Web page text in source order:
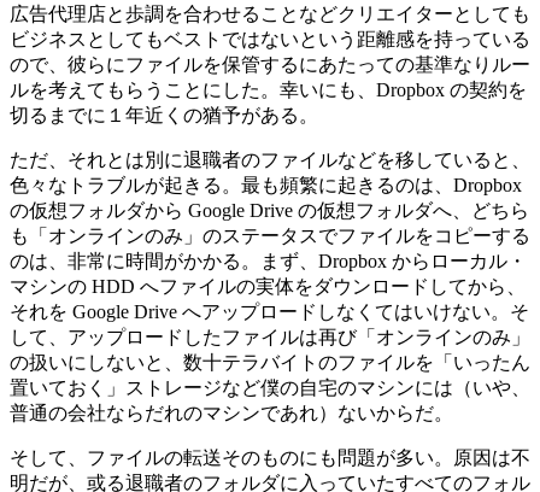
広告代理店と歩調を合わせることなどクリエイターとしても
ビジネスとしてもベストではないという距離感を持っている
ので、彼らにファイルを保管するにあたっての基準なりルー
ルを考えてもらうことにした。幸いにも、Dropbox の契約を
切るまでに１年近くの猶予がある。
ただ、それとは別に退職者のファイルなどを移していると、
色々なトラブルが起きる。最も頻繁に起きるのは、Dropbox
の仮想フォルダから Google Drive の仮想フォルダへ、どちら
も「オンラインのみ」のステータスでファイルをコピーする
のは、非常に時間がかかる。まず、Dropbox からローカル・
マシンの HDD へファイルの実体をダウンロードしてから、
それを Google Drive へアップロードしなくてはいけない。そ
して、アップロードしたファイルは再び「オンラインのみ」
の扱いにしないと、数十テラバイトのファイルを「いったん
置いておく」ストレージなど僕の自宅のマシンには（いや、
普通の会社ならだれのマシンであれ）ないからだ。
そして、ファイルの転送そのものにも問題が多い。原因は不
明だが、或る退職者のフォルダに入っていたすべてのフォル